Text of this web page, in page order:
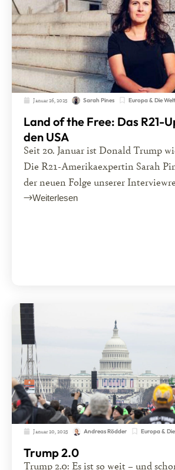
Januar 26, 2025 Sarah Pines Europa & Die Welt
Land of the Free: Das R21-
den USA
Seit 20. Januar ist Donald Trump
Die R21-Amerikaexpertin Sarah
der neuen Folge unserer
Weiterlesen
Januar 20, 2025 Andreas Rödder Europa &
Trump 2.0
Trump 2.0: Es ist so weit – und